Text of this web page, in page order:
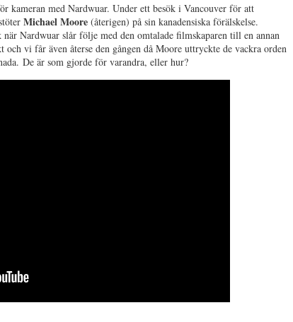
kameran med Nardwuar. Under ett besök i Vancouver för att
Michael Moore (återigen) på sin kanadensiska förälskelse.
Nardwuar slår följe med den omtalade filmskaparen till en annan
vi får även återse den gången då Moore uttryckte de vackra orden
De är som gjorde för varandra, eller hur?